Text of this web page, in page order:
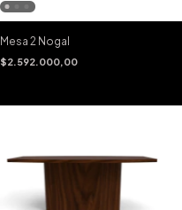
Mesa 2 Nogal
$2.592.000,00